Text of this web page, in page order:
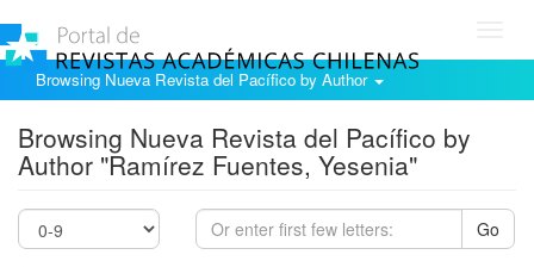
Browsing Nueva Revista del Pacífico by Author
Browsing Nueva Revista del Pacífico by
Author "Ramírez Fuentes, Yesenia"
Go